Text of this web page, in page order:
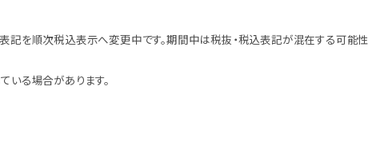
を順次税込表示へ変更中です。期間中は税抜・税込表記が混在する可能性
る場合があります。